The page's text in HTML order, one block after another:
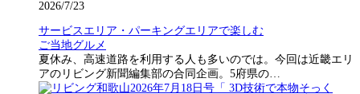
2026/7/23
サービスエリア・パーキングエリアで楽しむ
ご当地グルメ
夏休み、高速道路を利用する人も多いのでは。今回は近畿エリ
アのリビング新聞編集部の合同企画。5府県の…